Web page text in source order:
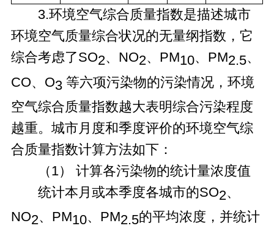
3.环境空气综合质量指数是描述城市
环境空气质量综合状况的无量纲指数，它
综合考虑了SO2、NO2、PM10、PM2.5、
CO、O3 等六项污染物的污染情况，环境
空气综合质量指数越大表明综合污染程度
越重。城市月度和季度评价的环境空气综
合质量指数计算方法如下：
（1） 计算各污染物的统计量浓度值
统计本月或本季度各城市的SO2、
NO2、PM10、PM2.5的平均浓度，并统计